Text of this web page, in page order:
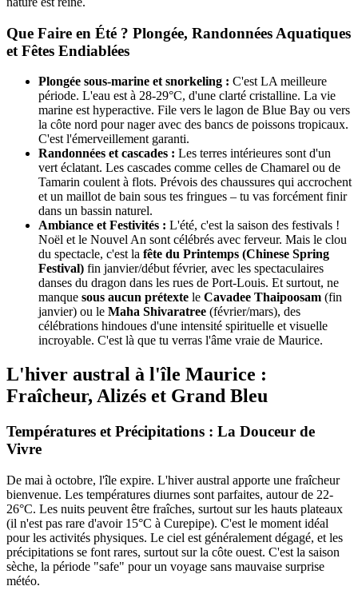
Que Faire en Été ? Plongée, Randonnées Aquatiques
et Fêtes Endiablées
Plongée sous-marine et snorkeling : C'est LA meilleure
période. L'eau est à 28-29°C, d'une clarté cristalline. La vie
marine est hyperactive. File vers le lagon de Blue Bay ou vers
la côte nord pour nager avec des bancs de poissons tropicaux.
C'est l'émerveillement garanti.
Randonnées et cascades : Les terres intérieures sont d'un
vert éclatant. Les cascades comme celles de Chamarel ou de
Tamarin coulent à flots. Prévois des chaussures qui accrochent
et un maillot de bain sous tes fringues – tu vas forcément finir
dans un bassin naturel.
Ambiance et Festivités : L'été, c'est la saison des festivals !
Noël et le Nouvel An sont célébrés avec ferveur. Mais le clou
du spectacle, c'est la fête du Printemps (Chinese Spring
Festival) fin janvier/début février, avec les spectaculaires
danses du dragon dans les rues de Port-Louis. Et surtout, ne
manque sous aucun prétexte le Cavadee Thaipoosam (fin
janvier) ou le Maha Shivaratree (février/mars), des
célébrations hindoues d'une intensité spirituelle et visuelle
incroyable. C'est là que tu verras l'âme vraie de Maurice.
L'hiver austral à l'île Maurice :
Fraîcheur, Alizés et Grand Bleu
Températures et Précipitations : La Douceur de
Vivre
De mai à octobre, l'île expire. L'hiver austral apporte une fraîcheur
bienvenue. Les températures diurnes sont parfaites, autour de 22-
26°C. Les nuits peuvent être fraîches, surtout sur les hauts plateaux
(il n'est pas rare d'avoir 15°C à Curepipe). C'est le moment idéal
pour les activités physiques. Le ciel est généralement dégagé, et les
précipitations se font rares, surtout sur la côte ouest. C'est la saison
sèche, la période "safe" pour un voyage sans mauvaise surprise
météo.